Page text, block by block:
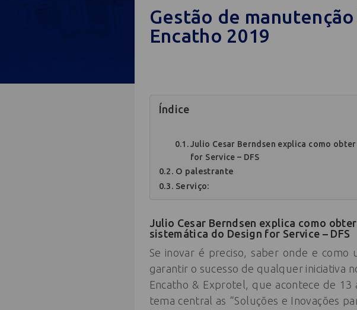
Gestão de
Encatho 2019
Índice
Julio Cesar Berndsen explica como
for Service – DFS
O palestrante
Serviço:
Julio Cesar Berndsen explica como
sistemática do Design for Service – DFS
Se inovar é preciso, saber onde e
garantir o sucesso de qualquer iniciativa
Encatho & Exprotel, que acontece de
tema central as “Soluções e Inovações